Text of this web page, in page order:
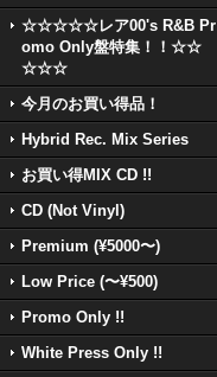
☆☆☆☆☆レア00's R&B Pr
omo Only盤特集！！☆☆
☆☆☆
今月のお買い得品！
Hybrid Rec. Mix Series
お買い得MIX CD !!
CD (Not Vinyl)
Premium (¥5000〜)
Low Price (〜¥500)
Promo Only !!
White Press Only !!